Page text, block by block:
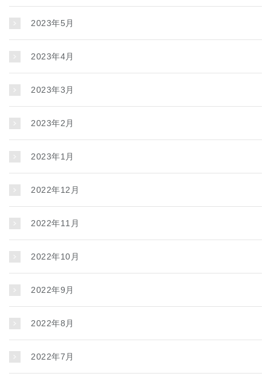
2023年5月
2023年4月
2023年3月
2023年2月
2023年1月
2022年12月
2022年11月
2022年10月
2022年9月
2022年8月
2022年7月